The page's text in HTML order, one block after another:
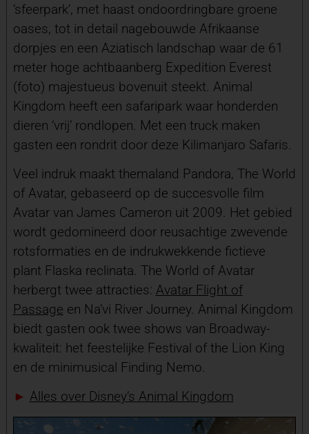
‘sfeerpark’, met haast ondoordringbare groene
oases, tot in detail nagebouwde Afrikaanse
dorpjes en een Aziatisch landschap waar de 61
meter hoge achtbaanberg Expedition Everest
(foto) majestueus bovenuit steekt. Animal
Kingdom heeft een safaripark waar honderden
dieren ‘vrij’ rondlopen. Met een truck maken
gasten een rondrit door deze Kilimanjaro Safaris.
Veel indruk maakt themaland Pandora, The World
of Avatar, gebaseerd op de succesvolle film
Avatar van James Cameron uit 2009. Het gebied
wordt gedomineerd door reusachtige zwevende
rotsformaties en de indrukwekkende fictieve
plant Flaska reclinata. The World of Avatar
herbergt twee attracties: Avatar Flight of
Passage en Na’vi River Journey. Animal Kingdom
biedt gasten ook twee shows van Broadway-
kwaliteit: het feestelijke Festival of the Lion King
en de minimusical Finding Nemo.
► Alles over Disney’s Animal Kingdom